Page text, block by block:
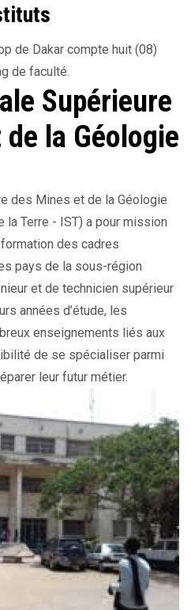
de Dakar compte huit (08)
de faculté.
Supérieure
la Géologie
des Mines et de la Géologie
Terre - IST) a pour mission
des cadres
pays de la sous-région
et de technicien supérieur
années d’étude, les
enseignements liés aux
de se spécialiser parmi
leur futur métier.